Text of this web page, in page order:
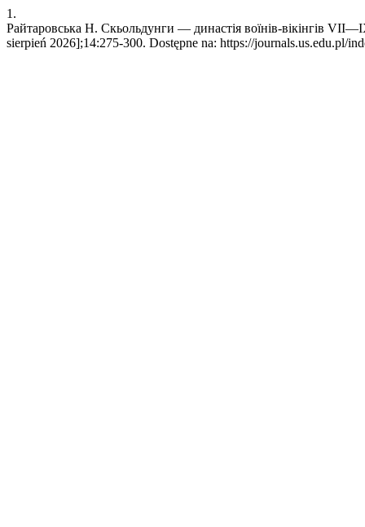
1.
Райтаровська Н. Скьольдунги — династія воїнів-вікінгів
sierpień 2026];14:275-300. Dostępne na: https://journals.us.edu.pl/